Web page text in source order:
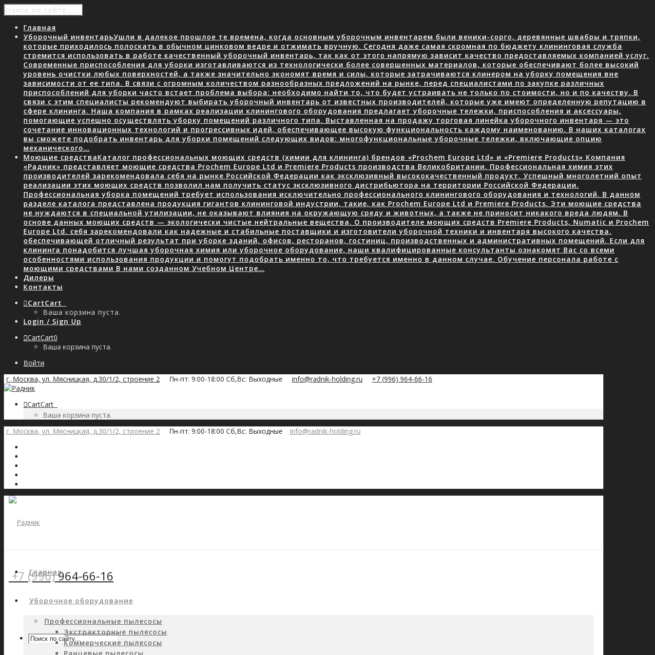
Главная
Уборочный инвентарьУшли в далекое прошлое те времена, когда основным уборочным инвентарем были веники-сорго, деревянные швабры и тряпки,
которые приходилось полоскать в обычном цинковом ведре и отжимать вручную. Сегодня даже самая скромная по бюджету клининговая служба
стремится использовать в работе качественный уборочный инвентарь, так как от этого напрямую зависит качество предоставляемых компанией услуг.
Современные приспособления для уборки изготавливаются из технологически более совершенных материалов, которые обеспечивают более высокий
уровень очистки любых поверхностей, а также значительно экономят время и силы, которые затрачиваются клинером на уборку помещения вне
зависимости от ее типа. В связи с огромным количеством разнообразных предложений на рынке, перед специалистами по закупке различных
приспособлений для уборки часто встает проблема выбора: необходимо найти то, что будет устраивать не только по стоимости, но и по качеству. В
связи с этим специалисты рекомендуют выбирать уборочный инвентарь от известных производителей, которые уже имеют определенную репутацию в
сфере клининга. Наша компания в рамках реализации клинингового оборудования предлагает уборочные тележки, приспособления и аксессуары,
помогающие успешно осуществлять уборку помещений различного типа. Выставленная на продажу торговая линейка уборочного инвентаря — это
сочетание инновационных технологий и прогрессивных идей, обеспечивающее высокую функциональность каждому наименованию. В наших каталогах
вы сможете подобрать инвентарь для уборки помещений следующих видов: многофункциональные уборочные тележки, включающие опцию
механического…
Моющие средстваКаталог профессиональных моющих средств (химии для клининга) брендов «Prochem Europe Ltd» и «Premiere Products» Компания
«Радник» представляет моющие средства Prochem Europe Ltd и Premiere Products производства Великобритании. Профессиональная химия этих
производителей зарекомендовала себя на рынке Российской Федерации как эксклюзивный высококачественный продукт. Успешный многолетний опыт
реализации этих моющих средств позволил нам получить статус эксклюзивного дистрибьютора на территории Российской Федерации.
Профессиональная уборка помещений требует использования исключительно профессионального клинингового оборудования и технологий. В данном
разделе каталога представлена продукция гигантов клининговой индустрии, такие, как Prochem Europe Ltd и Premiere Products. Эти моющие средства
не нуждаются в специальной утилизации, не оказывают влияния на окружающую среду и животных, а также не приносит никакого вреда людям. В
основе данных моющих средств — экологически чистые нейтральные вещества. О производителе моющих средств Premiere Products, Numatic и Prochem
Europe Ltd. себя зарекомендовали как надежные и стабильные поставщики и изготовители уборочной техники и инвентаря высокого качества,
обеспечивающей отличный результат при уборке зданий, офисов, ресторанов, гостиниц, производственных и административных помещений. Если для
клининга понадобится лучшая уборочная химия или уборочное оборудование, наши квалифицированные консультанты ознакомят Вас со всеми
особенностями использования продукции и помогут подобрать именно то, что требуется именно в данном случае. Обучение персонала работе с
моющими средствами В нами созданном Учебном Центре…
Дилеры
Контакты
CartCart
Ваша корзина пуста.
Login / Sign Up
CartCart0
Ваша корзина пуста.
Войти
г. Москва, ул. Мясницкая, д.30/1/2, строение 2
Пн-пт: 9:00-18:00 Сб,Вс: Выходные info@radnik-holding.ru +7 (996) 964-66-16
CartCart
Ваша корзина пуста.
г. Москва, ул. Мясницкая, д.30/1/2, строение 2
Пн-пт: 9:00-18:00 Сб,Вс: Выходные info@radnik-holding.ru
+7 (996)964-66-16
Главная
Уборочное оборудование
Профессиональные пылесосы
Экстракторные пылесосы
Коммерческие пылесосы